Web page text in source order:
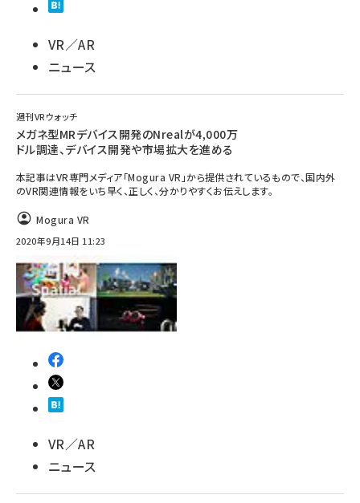
VR／AR
ニュース
週刊VRウォッチ
メガネ型MRデバイス開発のNrealが4,000万
ドル調達、デバイス開発や市場拡大を進める
本記事はVR専門メディア「Mogura VR」から提供されているもので、国内外
のVR関連情報をいち早く、正しく、分かりやすくお伝えします。
Mogura VR
2020年9月14日 11:23
VR／AR
ニュース